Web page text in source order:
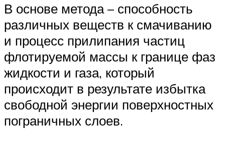
В основе метода – способность
различных веществ к смачиванию
и процесс прилипания частиц
флотируемой массы к границе фаз
жидкости и газа, который
происходит в результате избытка
свободной энергии поверхностных
пограничных слоев.